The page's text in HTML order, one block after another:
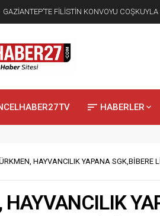
GAZİANTEP’TE FİLİSTİN KONVOYU
HABERLER
HAYVANCILIK YAPANA SGK,BİBERE